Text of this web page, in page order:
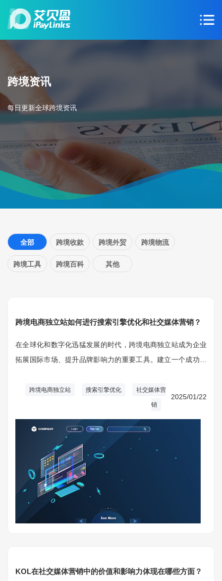
跨境资讯
每日更新全球跨境资讯
全部 跨境收款 跨境外贸 跨境物流
跨境工具 跨境百科 其他
跨境电商独立站如何进行搜索引擎优化和社交媒体营销？
在全球化和数字化迅猛发展的时代，跨境电商独立站成为企业
拓展国际市场、提升品牌影响力的重要工具。建立一个成功的
要有效的搜索引擎优化（SEO）和社交媒体营销对策。
跨境电商独立站 搜索引擎优化 社交媒体营
销
2025/01/22
KOL在社交媒体营销中的价值和影响力体现在哪些方面？